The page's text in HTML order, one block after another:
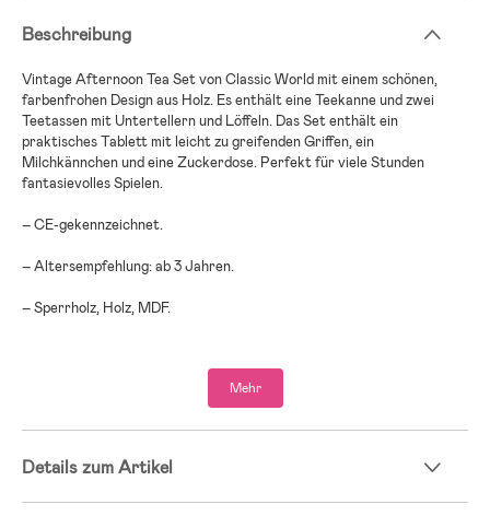
Beschreibung
Vintage Afternoon Tea Set von Classic World mit einem schönen,
farbenfrohen Design aus Holz. Es enthält eine Teekanne und zwei
Teetassen mit Untertellern und Löffeln. Das Set enthält ein
praktisches Tablett mit leicht zu greifenden Griffen, ein
Milchkännchen und eine Zuckerdose. Perfekt für viele Stunden
fantasievolles Spielen.
– CE-gekennzeichnet.
– Altersempfehlung: ab 3 Jahren.
– Sperrholz, Holz, MDF.
Mehr
Details zum Artikel